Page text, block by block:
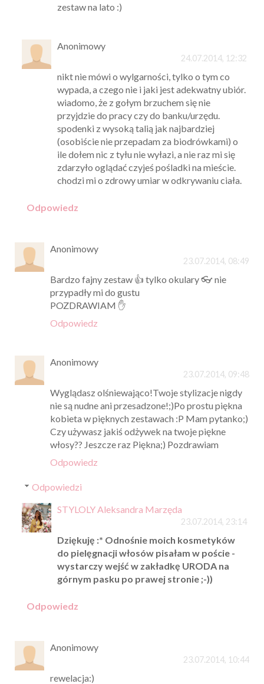
zestaw na lato :)
Anonimowy
24.07.2014, 12:32
nikt nie mówi o wylgarności, tylko o tym co
wypada, a czego nie i jaki jest adekwatny ubiór.
wiadomo, że z gołym brzuchem się nie
przyjdzie do pracy czy do banku/urzędu.
spodenki z wysoką talią jak najbardziej
(osobiście nie przepadam za biodrówkami) o
ile dołem nic z tyłu nie wyłazi, a nie raz mi się
zdarzyło oglądać czyjeś pośladki na mieście.
chodzi mi o zdrowy umiar w odkrywaniu ciała.
Odpowiedz
Anonimowy
23.07.2014, 08:49
Bardzo fajny zestaw 👍 tylko okulary 👓 nie
przypadły mi do gustu
POZDRAWIAM ✋
Odpowiedz
Anonimowy
23.07.2014, 09:48
Wyglądasz olśniewająco!Twoje stylizacje nigdy
nie są nudne ani przesadzone!;)Po prostu piękna
kobieta w pięknych zestawach :P Mam pytanko;)
Czy używasz jakiś odżywek na twoje piękne
włosy?? Jeszcze raz Piękna;) Pozdrawiam
Odpowiedz
Odpowiedzi
STYLOLY Aleksandra Marzęda
23.07.2014, 23:14
Dziękuję :* Odnośnie moich kosmetyków
do pielęgnacji włosów pisałam w poście -
wystarczy wejść w zakładkę URODA na
górnym pasku po prawej stronie ;-))
Odpowiedz
Anonimowy
23.07.2014, 10:44
rewelacja:)